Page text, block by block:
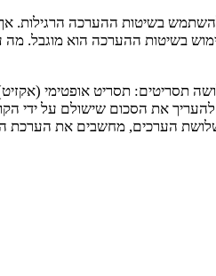
בשיטות ההערכה הרגילות.
תסריטים: תסריט אופטימי
הערכים, מחשבים את הערכת